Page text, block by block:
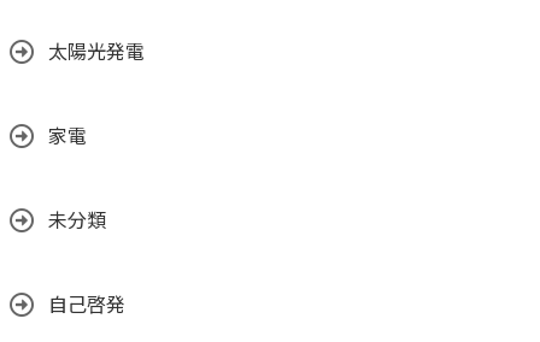
太陽光発電
家電
未分類
自己啓発